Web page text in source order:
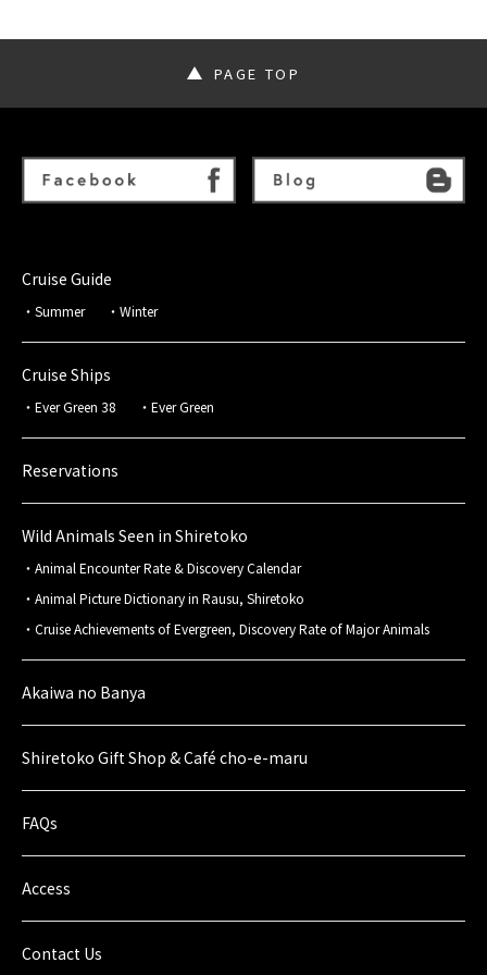
PAGE TOP
Cruise Guide
Summer Winter
Cruise Ships
Ever Green 38 Ever Green
Reservations
Wild Animals Seen in Shiretoko
Animal Encounter Rate & Discovery Calendar
Animal Picture Dictionary in Rausu, Shiretoko
Cruise Achievements of Evergreen, Discovery Rate of Major Animals
Akaiwa no Banya
Shiretoko Gift Shop & Café cho-e-maru
FAQs
Access
Contact Us